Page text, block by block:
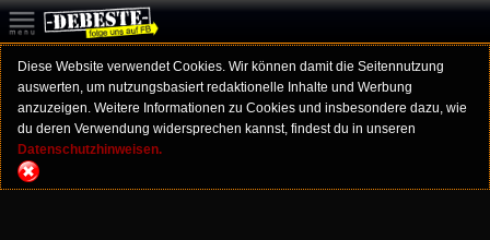
Diese Website verwendet Cookies. Wir können damit die Seitennutzung
auswerten, um nutzungsbasiert redaktionelle Inhalte und Werbung
anzuzeigen. Weitere Informationen zu Cookies und insbesondere dazu, wie
du deren Verwendung widersprechen kannst, findest du in unseren
Datenschutzhinweisen.